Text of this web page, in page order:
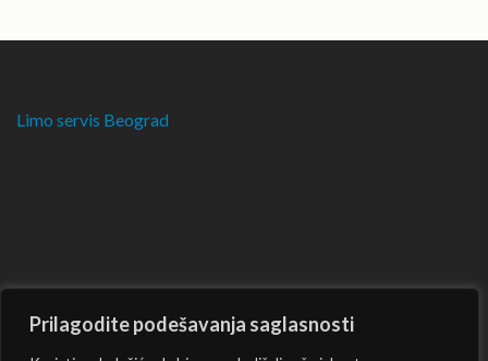
Prilagodite podešavanja saglasnosti
Limo servis Beograd